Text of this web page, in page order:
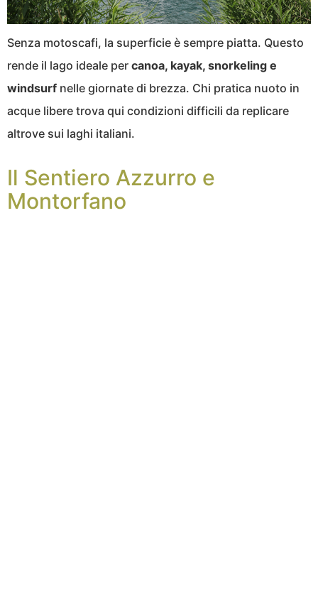
Senza motoscafi, la superficie è sempre piatta. Questo
rende il lago ideale per canoa, kayak, snorkeling e
windsurf nelle giornate di brezza. Chi pratica nuoto in
acque libere trova qui condizioni difficili da replicare
altrove sui laghi italiani.
Il Sentiero Azzurro e
Montorfano